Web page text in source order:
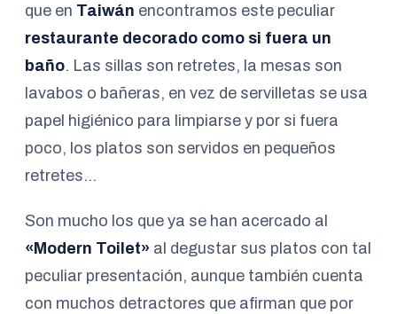
que en Taiwán encontramos este peculiar
restaurante decorado como si fuera un
baño. Las sillas son retretes, la mesas son
lavabos o bañeras, en vez de servilletas se usa
papel higiénico para limpiarse y por si fuera
poco, los platos son servidos en pequeños
retretes…
Son mucho los que ya se han acercado al
«Modern Toilet» al degustar sus platos con tal
peculiar presentación, aunque también cuenta
con muchos detractores que afirman que por